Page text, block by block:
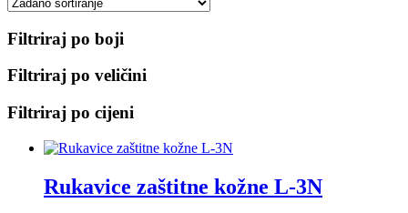
Filtriraj po boji
Filtriraj po veličini
Filtriraj po cijeni
Rukavice zaštitne kožne L-3N